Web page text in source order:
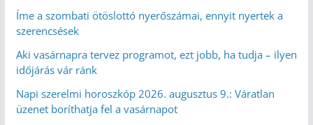
Íme a szombati ötöslottó nyerőszámai, ennyit nyertek a
szerencsések
Aki vasárnapra tervez programot, ezt jobb, ha tudja – ilyen
időjárás vár ránk
Napi szerelmi horoszkóp 2026. augusztus 9.: Váratlan
üzenet boríthatja fel a vasárnapot